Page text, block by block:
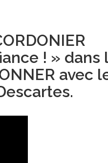
! » dans
avec